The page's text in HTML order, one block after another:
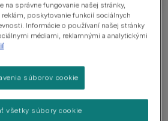
treba vedieť
na správne fungovanie našej stránky,
poskytovanie funkcií sociálnych
Informácie o používaní našej stránky
médiami, reklamnými a analytickými
súborov cookie
všetky súbory cookie